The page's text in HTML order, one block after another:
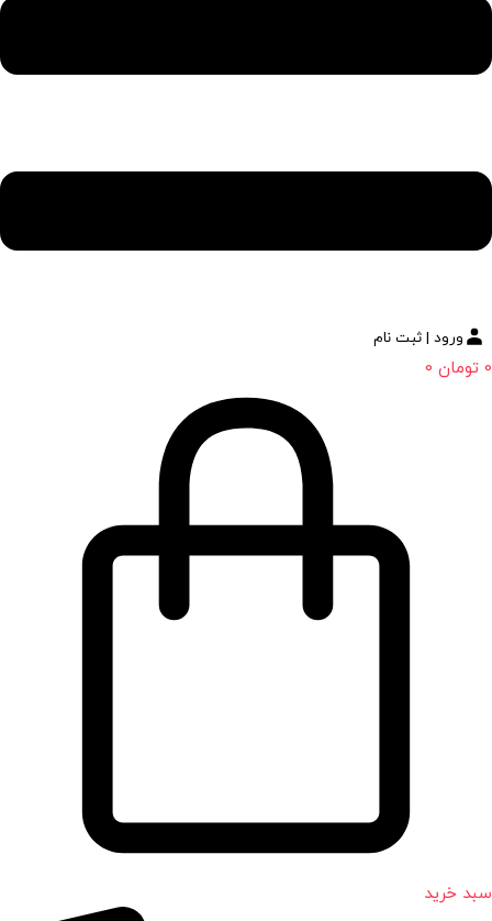
ورود | ثبت نام
0 تومان 0
سبد خرید